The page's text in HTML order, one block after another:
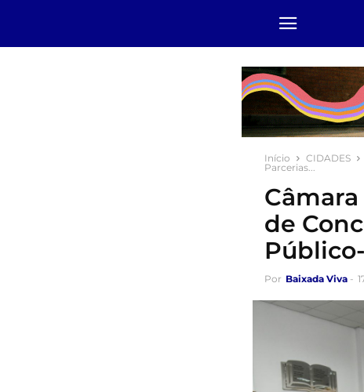
Início CIDADES
Parcerias...
de
Por Baixada Viva -